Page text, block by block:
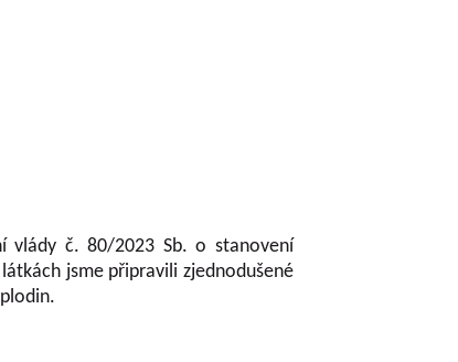
vlády č. 80/2023 Sb. o stanovení
jsme připravili zjednodušené